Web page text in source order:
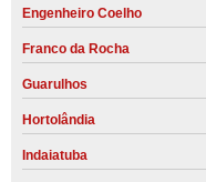
Engenheiro Coelho
Franco da Rocha
Guarulhos
Hortolândia
Indaiatuba